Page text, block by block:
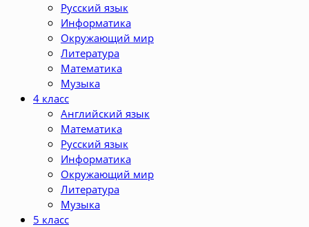
Русский язык
Информатика
Окружающий мир
Литература
Математика
Музыка
4 класс
Английский язык
Математика
Русский язык
Информатика
Окружающий мир
Литература
Музыка
5 класс